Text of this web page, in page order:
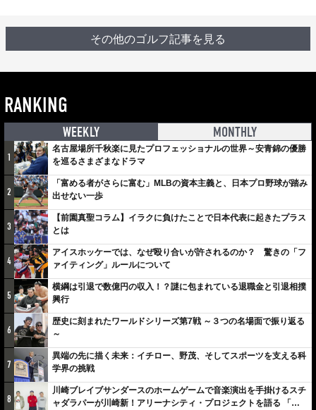
その他のゴルフ記事を見る
RANKING
WEEKLY MONTHLY
1
名古屋場所千秋楽に見たプロフェッショナルの世界～安青錦の優勝
を巡るさまざまなドラマ
2
「富める者がさらに富む」MLBの資本主義と、日本プロ野球が踏み
出せない一歩
3
【前園真聖コラム】イラクに負けたことで日本代表に起きたプラス
とは
4
アイスホッケーでは、なぜ殴り合いが許されるのか？ 驚きの「フ
ァイティング」ルールについて
5
横綱は引退で数億円の収入！？謎に包まれている退職金と引退相撲
興行
6
歴史に刻まれたワールドシリーズ第7戦 ～３つの名場面で振り返る
～
7
異端の先に描く未来：イチロー、野茂、そしてスポーツを支える科
学界の挑戦
8
川崎ブレイブサンダースのホームゲームで音楽演出を手掛けるスチ
ャダラパーが川崎新！アリーナシティ・プロジェクトを語る 「楽